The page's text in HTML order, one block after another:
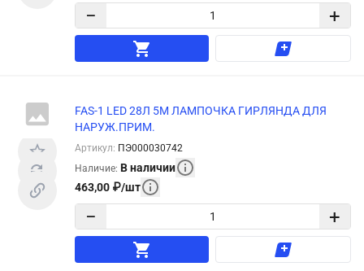
− +
FAS-1 LED 28Л 5М ЛАМПОЧКА ГИРЛЯНДА ДЛЯ
НАРУЖ.ПРИМ.
Артикул: ПЭ000030742
Наличие: В наличии
463,00 ₽/шт
− +